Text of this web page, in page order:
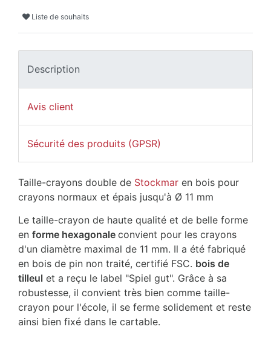
Liste de souhaits
Description
Avis client
Sécurité des produits (GPSR)
Taille-crayons double de Stockmar en bois pour
crayons normaux et épais jusqu'à Ø 11 mm
Le taille-crayon de haute qualité et de belle forme
en forme hexagonale convient pour les crayons
d'un diamètre maximal de 11 mm. Il a été fabriqué
en bois de pin non traité, certifié FSC. bois de
tilleul et a reçu le label "Spiel gut". Grâce à sa
robustesse, il convient très bien comme taille-
crayon pour l'école, il se ferme solidement et reste
ainsi bien fixé dans le cartable.